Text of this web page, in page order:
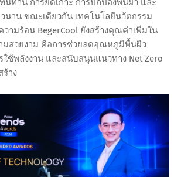
ทาน การยึดเกาะ การปกป้องพื้นผิว และ
นาน ขณะเดียวกัน เทคโนโลยีนวัตกรรม
ามร้อน BegerCool ยังสร้างคุณค่าเพิ่มใน
มสวยงาม คือการช่วยลดอุณหภูมิพื้นผิว
ใช้พลังงาน และสนับสนุนแนวทาง Net Zero
ร้าง